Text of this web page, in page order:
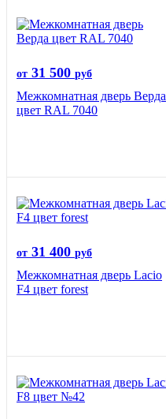
от 31 500 руб
Межкомнатная дверь Верда
цвет RAL 7040
от 31 400 руб
Межкомнатная дверь Lacio
F4 цвет forest